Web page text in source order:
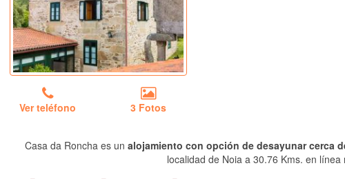
Ver teléfono 3 Fotos
Casa da Roncha es unalojamiento con opción de desayunar cerca
localidad de Noia a 30.76 Kms. en línea